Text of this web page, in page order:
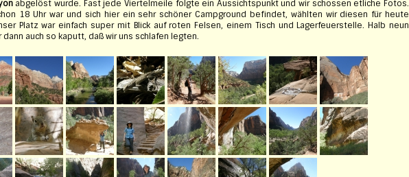
abgelöst wurde. Fast jede Viertelmeile folgte ein Aussichtspunkt und wir schossen etliche Fotos.
18 Uhr war und sich hier ein sehr schöner Campground befindet, wählten wir diesen für heute
Platz war einfach super mit Blick auf roten Felsen, einem Tisch und Lagerfeuerstelle. Halb neun
dann auch so kaputt, daß wir uns schlafen legten.